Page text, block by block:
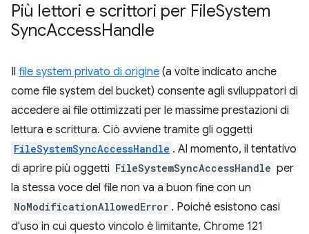
Più lettori e scrittori per FileSystem
SyncAccessHandle
Il file system privato di origine (a volte indicato anche
come file system del bucket) consente agli sviluppatori di
accedere ai file ottimizzati per le massime prestazioni di
lettura e scrittura. Ciò avviene tramite gli oggetti
FileSystemSyncAccessHandle . Al momento, il tentativo
di aprire più oggetti FileSystemSyncAccessHandle per
la stessa voce del file non va a buon fine con un
NoModificationAllowedError . Poiché esistono casi
d'uso in cui questo vincolo è limitante, Chrome 121